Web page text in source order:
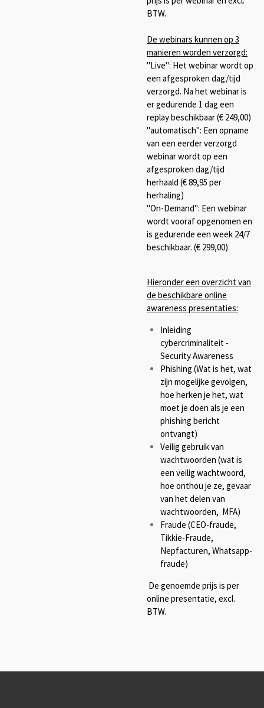
BTW.
De webinars kunnen op 3
manieren worden verzorgd:
"Live": Het webinar wordt op
een afgesproken dag/tijd
verzorgd. Na het webinar is
er gedurende 1 dag een
replay beschikbaar (€ 249,00)
"automatisch": Een opname
van een eerder verzorgd
webinar wordt op een
afgesproken dag/tijd
herhaald (€ 89,95 per
herhaling)
"On-Demand": Een webinar
wordt vooraf opgenomen en
is gedurende een week 24/7
beschikbaar. (€ 299,00)
Hieronder een overzicht van
de beschikbare online
awareness presentaties:
Inleiding
cybercriminaliteit -
Security Awareness
Phishing (Wat is het, wat
zijn mogelijke gevolgen,
hoe herken je het, wat
moet je doen als je een
phishing bericht
ontvangt)
Veilig gebruik van
wachtwoorden (wat is
een veilig wachtwoord,
hoe onthou je ze, gevaar
van het delen van
wachtwoorden, MFA)
Fraude (CEO-fraude,
Tikkie-Fraude,
Nepfacturen, Whatsapp-
fraude)
De genoemde prijs is per
online presentatie, excl.
BTW.